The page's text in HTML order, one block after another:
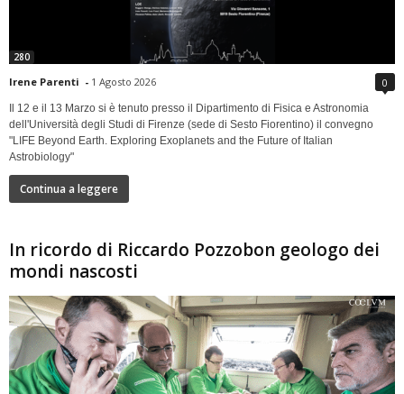
280
Irene Parenti - 1 Agosto 2026 0
Il 12 e il 13 Marzo si è tenuto presso il Dipartimento di Fisica e Astronomia
dell'Università degli Studi di Firenze (sede di Sesto Fiorentino) il convegno
"LIFE Beyond Earth. Exploring Exoplanets and the Future of Italian
Astrobiology"
Continua a leggere
In ricordo di Riccardo Pozzobon geologo dei
mondi nascosti